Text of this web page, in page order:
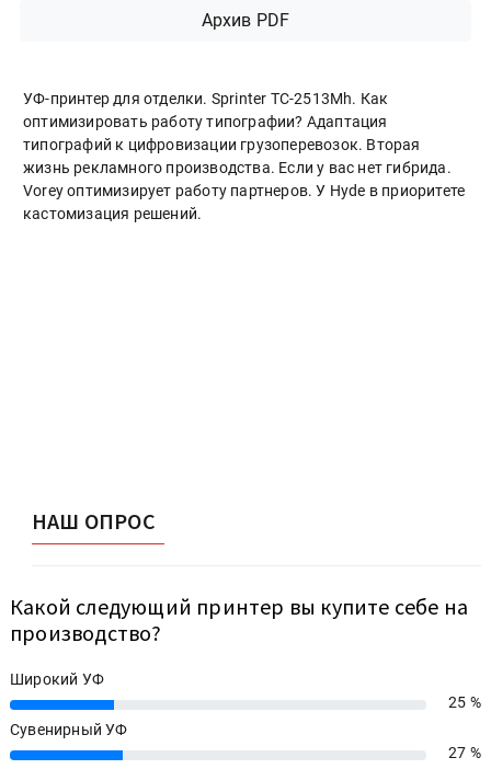
Архив PDF
УФ-принтер для отделки. Sprinter ТС-2513Mh. Как
оптимизировать работу типографии? Адаптация
типографий к цифровизации грузоперевозок. Вторая
жизнь рекламного производства. Если у вас нет гибрида.
Vorey оптимизирует работу партнеров. У Hyde в приоритете
кастомизация решений.
НАШ ОПРОС
Какой следующий принтер вы купите себе на
производство?
Широкий УФ
25%
25 %
Сувенирный УФ
27%
27 %